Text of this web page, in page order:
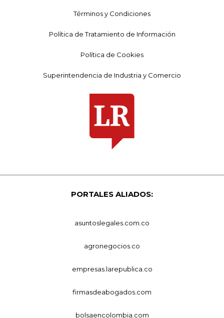
Términos y Condiciones
Política de Tratamiento de Información
Política de Cookies
Superintendencia de Industria y Comercio
PORTALES ALIADOS:
asuntoslegales.com.co
agronegocios.co
empresas.larepublica.co
firmasdeabogados.com
bolsaencolombia.com